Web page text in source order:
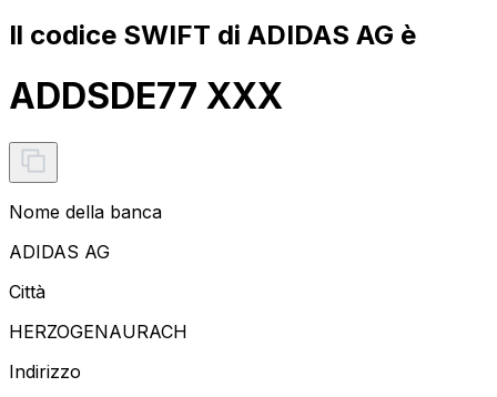
Il codice SWIFT di ADIDAS AG è
ADDSDE77 XXX
Nome della banca
ADIDAS AG
Città
HERZOGENAURACH
Indirizzo